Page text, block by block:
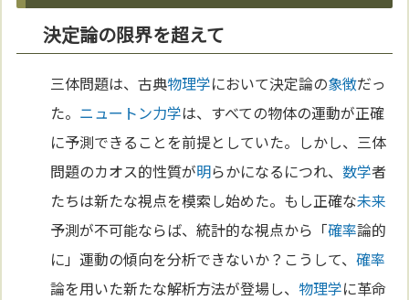
決定論の限界を超えて
三体問題は、古典物理学において決定論の象徴だっ
た。 ニュートン力学は、すべての物体の運動が正確
に予測できることを前提としていた。しかし、三体
問題のカオス的性質が明らかになるにつれ、数学者
たちは新たな視点を模索し始めた。もし正確な未来
予測が不可能ならば、統計的な視点から「確率論的
に」運動の傾向を分析できないか？こうして、確率
論を用いた新たな解析方法が登場し、 物理学に革命